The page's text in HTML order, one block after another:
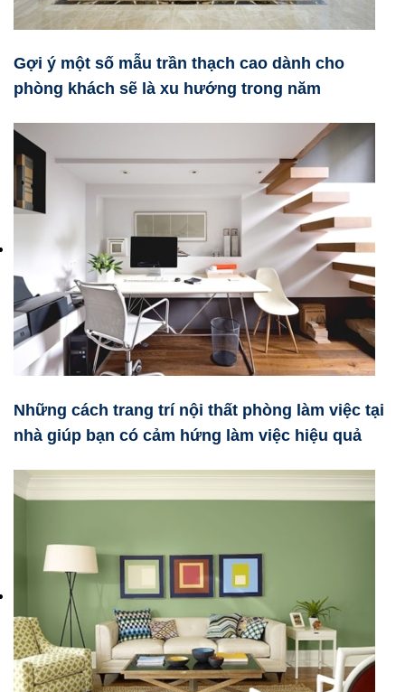
Gợi ý một số mẫu trần thạch cao dành cho
phòng khách sẽ là xu hướng trong năm
Những cách trang trí nội thất phòng làm việc tại
nhà giúp bạn có cảm hứng làm việc hiệu quả